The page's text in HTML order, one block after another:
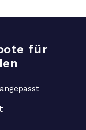
für